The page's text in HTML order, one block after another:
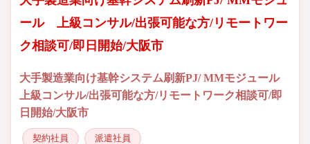
ール 上級コンサル/出張可能な方/リモートワー
ク相談可/即日開始/大阪市
大手製造業向け基幹システム刷新PJ/ MMモジュール
上級コンサル/出張可能な方/リモートワーク相談可/即
日開始/大阪市
契約社員
派遣社員